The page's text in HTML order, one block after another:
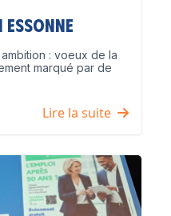
Essonne
: voeux de la
marqué par de
Lire la suite